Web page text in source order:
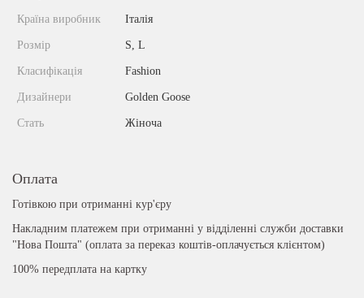
Країна виробник Італія
Розмір S, L
Класифікація Fashion
Дизайнери Golden Goose
Стать Жіноча
Оплата
Готівкою при отриманні кур'єру
Накладним платежем при отриманні у відділенні служби доставки
"Нова Пошта" (оплата за переказ коштів-оплачується клієнтом)
100% передплата на картку